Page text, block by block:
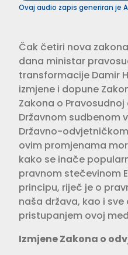
Ovaj audio zapis generiran je
Čak četiri nova
dana ministar
transformacije Damir
izmjene i dopune
Zakona o
Državnom sudbenom
Državno-
ovim promjenama
kako se inače
pravnom stečevinom
principu, riječ je o
naša država, kao i
pristupanjem ovoj
Izmjene Zakona o